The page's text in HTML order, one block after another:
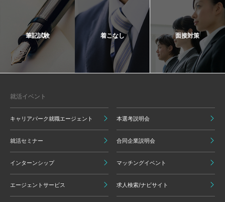
筆記試験 着こなし 面接対策
就活イベント
キャリアパーク就職エージェント 本選考説明会
就活セミナー 合同企業説明会
インターンシップ マッチングイベント
エージェントサービス 求人検索/ナビサイト